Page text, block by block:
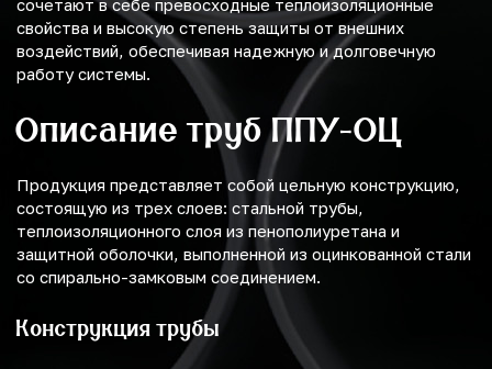
сочетают в себе превосходные теплоизоляционные
свойства и высокую степень защиты от внешних
воздействий, обеспечивая надежную и долговечную
работу системы.
Описание труб ППУ-ОЦ
Продукция представляет собой цельную конструкцию,
состоящую из трех слоев: стальной трубы,
теплоизоляционного слоя из пенополиуретана и
защитной оболочки, выполненной из оцинкованной стали
со спирально-замковым соединением.
Конструкция трубы